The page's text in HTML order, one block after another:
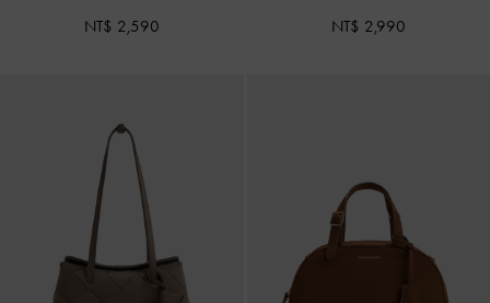
NT$ 2,590 NT$ 2,990